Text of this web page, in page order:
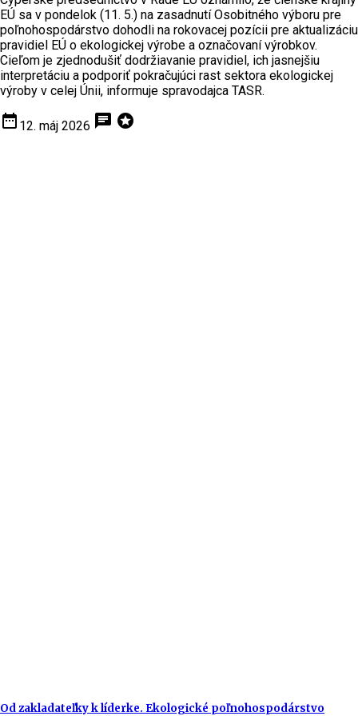
EÚ sa v pondelok (11. 5.) na zasadnutí Osobitného výboru pre
poľnohospodárstvo dohodli na rokovacej pozícii pre aktualizáciu
pravidiel EÚ o ekologickej výrobe a označovaní výrobkov.
Cieľom je zjednodušiť dodržiavanie pravidiel, ich jasnejšiu
interpretáciu a podporiť pokračujúci rast sektora ekologickej
výroby v celej Únii, informuje spravodajca TASR.
date_range 12. máj 2026 chat stars
Od zakladateľky k líderke. Ekologické poľnohospodárstvo